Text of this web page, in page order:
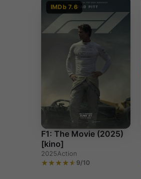
IMDb 7.6
F1: The Movie (2025)
[kino]
2025Action
9/10